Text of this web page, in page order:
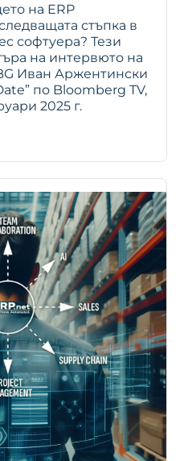
на ERP
стъпка в
софтуера? Тези
на интервюто на
Иван Аржентински
по Bloomberg TV,
2025 г.